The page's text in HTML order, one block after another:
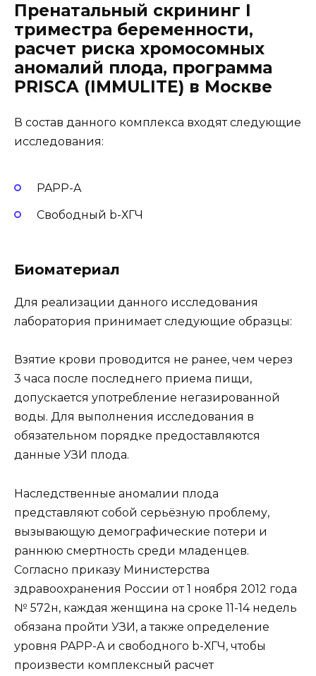
Пренатальный скрининг I
триместра беременности,
расчет риска хромосомных
аномалий плода, программа
PRISCA (IMMULITE) в Москве
В состав данного комплекса входят следующие
исследования:
PAPP-A
Свободный b-ХГЧ
Биоматериал
Для реализации данного исследования
лаборатория принимает следующие образцы:
Взятие крови проводится не ранее, чем через
3 часа после последнего приема пищи,
допускается употребление негазированной
воды. Для выполнения исследования в
обязательном порядке предоставляются
данные УЗИ плода.
Наследственные аномалии плода
представляют собой серьёзную проблему,
вызывающую демографические потери и
раннюю смертность среди младенцев.
Согласно приказу Министерства
здравоохранения России от 1 ноября 2012 года
№ 572н, каждая женщина на сроке 11-14 недель
обязана пройти УЗИ, а также определение
уровня PAPP-A и свободного b-ХГЧ, чтобы
произвести комплексный расчет